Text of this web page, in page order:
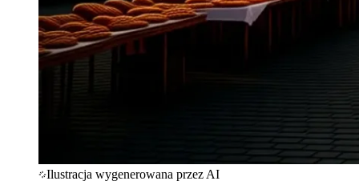
Ilustracja wygenerowana przez AI